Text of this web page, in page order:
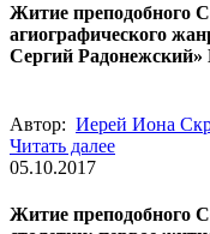
Житие преподобного
агиографического
Сергий Радонежский»
Автор: Иерей Иона
Читать далее
05.10.2017
Житие преподобного